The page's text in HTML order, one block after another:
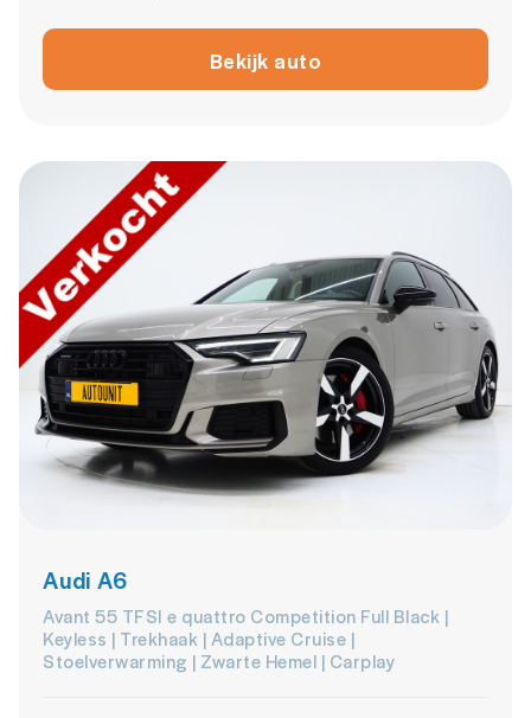
Bekijk auto
Audi A6
Avant 55 TFSI e quattro Competition Full Black |
Keyless | Trekhaak | Adaptive Cruise |
Stoelverwarming | Zwarte Hemel | Carplay